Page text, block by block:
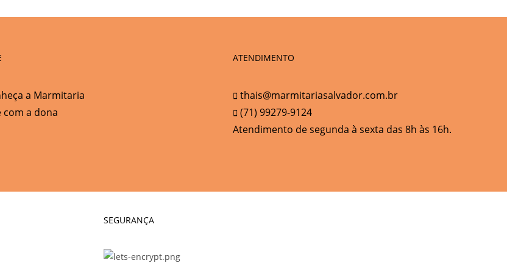
a Marmitaria
com a dona
ATENDIMENTO
thais@marmitariasalvador.com.br
(71) 99279-9124
Atendimento de segunda à sexta das 8h às 16h.
SEGURANÇA